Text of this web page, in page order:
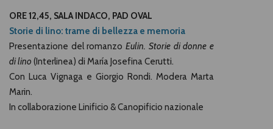
ORE 12,45, SALA INDACO, PAD OVAL
Storie di lino: trame di bellezza e memoria
Presentazione del romanzoEulin. Storie di donne e
di lino (Interlinea) di María Josefina Cerutti.
Con Luca Vignaga e Giorgio Rondi. Modera Marta
Marin.
In collaborazione Linificio & Canopificio nazionale